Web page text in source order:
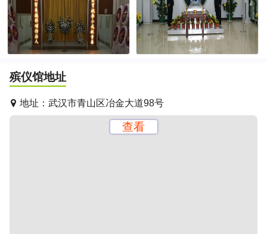
殡仪馆地址
地址： 武汉市青山区冶金大道98号
查看